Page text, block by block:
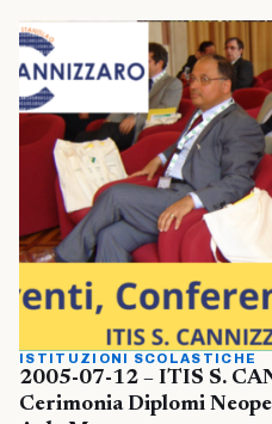
ISTITUZIONI SCOLASTICHE
2005-07-12 – ITIS S.
Cerimonia Diplomi